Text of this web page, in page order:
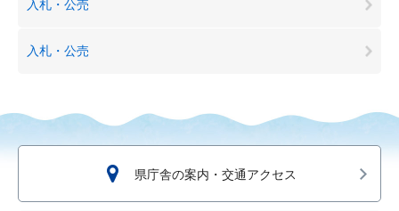
入札・公売
入札・公売
県庁舎の案内・交通アクセス